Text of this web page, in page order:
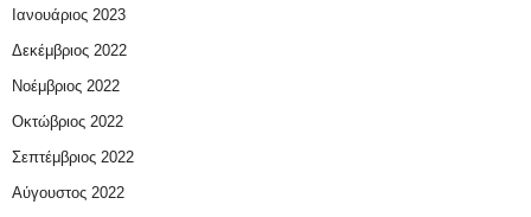
Ιανουάριος 2023
Δεκέμβριος 2022
Νοέμβριος 2022
Οκτώβριος 2022
Σεπτέμβριος 2022
Αύγουστος 2022